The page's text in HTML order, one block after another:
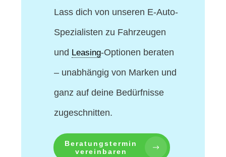
Lass dich von unseren E-Auto-
Spezialisten zu Fahrzeugen
und Leasing-Optionen beraten
– unabhängig von Marken und
ganz auf deine Bedürfnisse
zugeschnitten.
Beratungstermin
vereinbaren